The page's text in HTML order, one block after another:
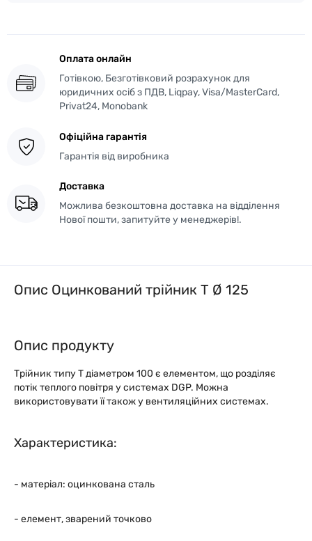
Оплата онлайн
Готівкою, Безготівковий розрахунок для
юридичних осіб з ПДВ, Liqpay, Visa/MasterCard,
Privat24, Monobank
Офіційна гарантія
Гарантія від виробника
Доставка
Можлива безкоштовна доставка на відділення
Нової пошти, запитуйте у менеджерів!.
Опис Оцинкований трійник T Ø 125
Опис продукту
Трійник типу Т діаметром 100 є елементом, що розділяє
потік теплого повітря у системах DGP. Можна
використовувати її також у вентиляційних системах.
Характеристика:
- матеріал: оцинкована сталь
- елемент, зварений точково